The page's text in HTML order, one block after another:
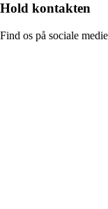
Hold kontakten
Find os på sociale